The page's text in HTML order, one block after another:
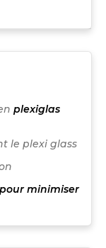
plexiglas
le plexi glass
minimiser